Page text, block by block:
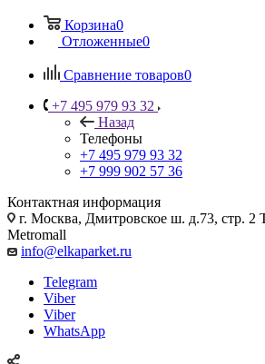
Корзина0
Отложенные0
Сравнение товаров0
+7 495 979 93 32
Назад
Телефоны
+7 495 979 93 32
+7 999 902 57 36
Контактная информация
г. Москва, Дмитровское ш. д.73, стр. 2
Metromall
info@elkaparket.ru
Telegram
Viber
Viber
WhatsApp